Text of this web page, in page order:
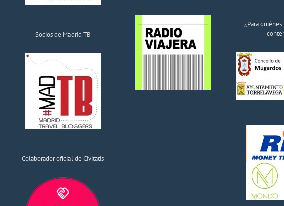
Socios de Madrid TB
Colaborador oficial de Civitatis
¿Para